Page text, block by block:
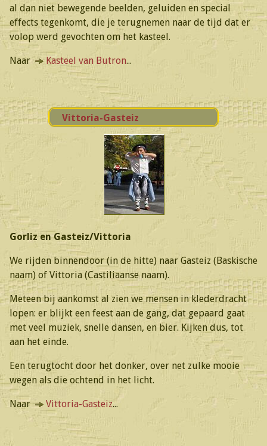
al dan niet bewegende beelden, geluiden en special
effects tegenkomt, die je terugnemen naar de tijd dat er
volop werd gevochten om het kasteel.
Naar Kasteel van Butron...
Vittoria-Gasteiz
Gorliz en Gasteiz/Vittoria
We rijden binnendoor (in de hitte) naar Gasteiz (Baskische
naam) of Vittoria (Castiliaanse naam).
Meteen bij aankomst al zien we mensen in klederdracht
lopen: er blijkt een feest aan de gang, dat gepaard gaat
met veel muziek, snelle dansen, en bier. Kijken dus, tot
aan het einde.
Een terugtocht door het donker, over net zulke mooie
wegen als die ochtend in het licht.
Naar Vittoria-Gasteiz...